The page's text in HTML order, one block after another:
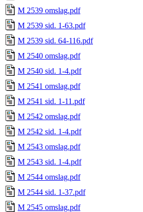
M 2539 omslag.pdf
M 2539 sid. 1-63.pdf
M 2539 sid. 64-116.pdf
M 2540 omslag.pdf
M 2540 sid. 1-4.pdf
M 2541 omslag.pdf
M 2541 sid. 1-11.pdf
M 2542 omslag.pdf
M 2542 sid. 1-4.pdf
M 2543 omslag.pdf
M 2543 sid. 1-4.pdf
M 2544 omslag.pdf
M 2544 sid. 1-37.pdf
M 2545 omslag.pdf